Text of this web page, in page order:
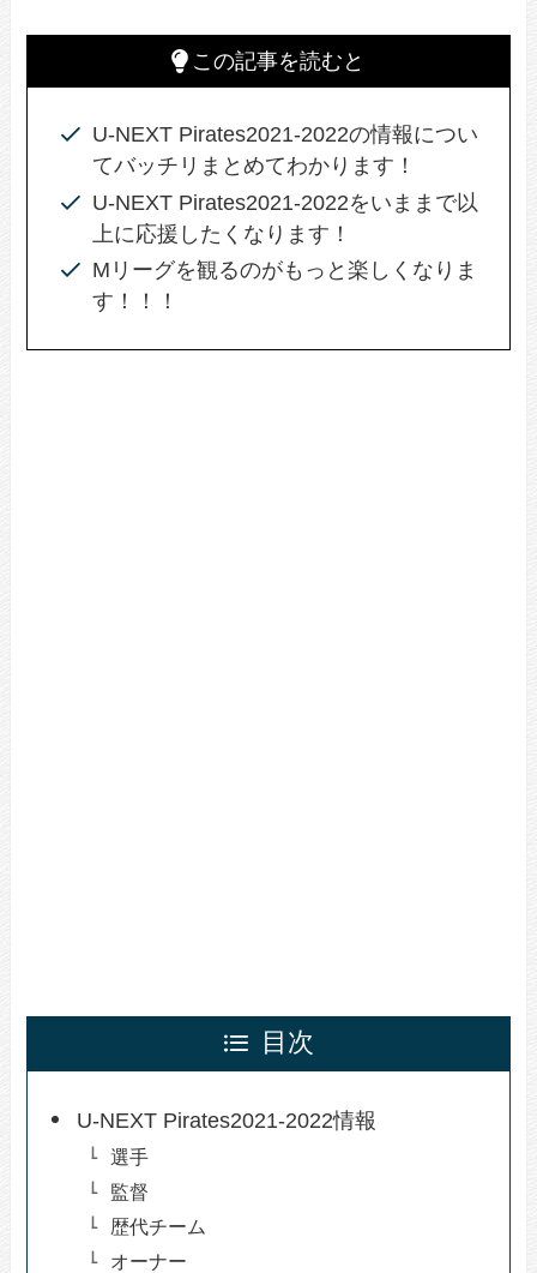
この記事を読むと
U-NEXT Pirates2021-2022の情報につい
てバッチリまとめてわかります！
U-NEXT Pirates2021-2022をいままで以
上に応援したくなります！
Mリーグを観るのがもっと楽しくなりま
す！！！
目次
U-NEXT Pirates2021-2022情報
選手
監督
歴代チーム
オーナー